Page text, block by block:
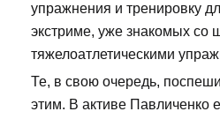
упражнения и тренировку
экстриме, уже знакомых со
тяжелоатлетическими
Те, в свою очередь,
этим. В активе Павличенко